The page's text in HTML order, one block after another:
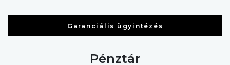
Garanciális ügyintézés
Pénztár